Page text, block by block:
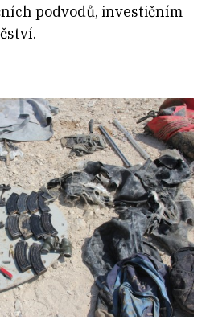
podvodů, investičním